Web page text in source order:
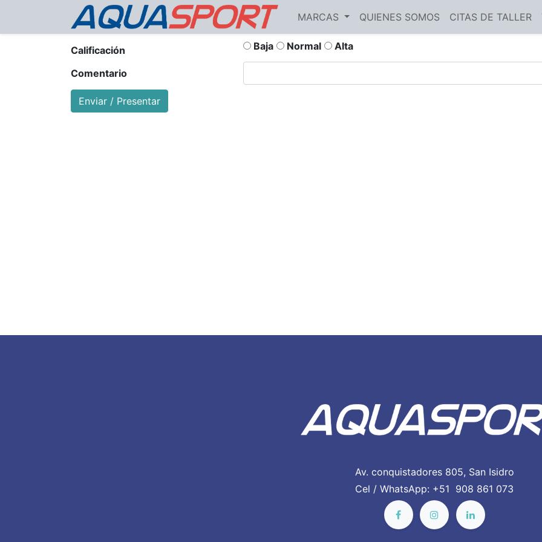
MARCAS QUIENES SOMOS CITAS DE TALLER
Calificación Baja Normal Alta
Comentario
Enviar / Presentar
Av. conquistadores 805, San Isidro
Cel / WhatsApp: +51 908 861 073